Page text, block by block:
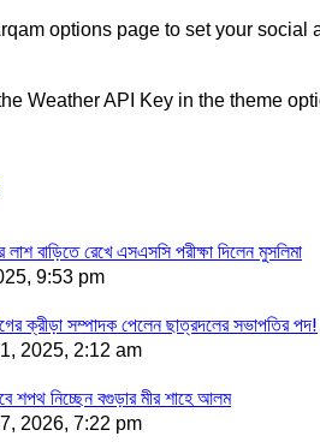
options page to set your social
Weather API Key in the theme
লাশ বাড়িতে রেখে এসএসসি পরীক্ষা দিলেন মুসলিমা
9:53 pm
ক্রীড়া সম্পাদক পেলেন ছাত্রদলের সভাপতির পদ!
2025, 2:12 am
শপথ নিচ্ছেন বগুড়ার মীর শাহে আলম
2026, 7:22 pm